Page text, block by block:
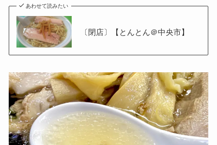
あわせて読みたい
〔閉店〕【とんとん＠中央市】